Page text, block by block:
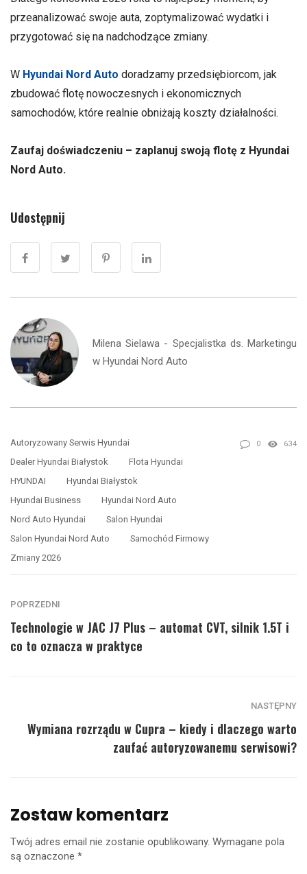
przeanalizować swoje auta, zoptymalizować wydatki i
przygotować się na nadchodzące zmiany.
W Hyundai Nord Auto doradzamy przedsiębiorcom, jak
zbudować flotę nowoczesnych i ekonomicznych
samochodów, które realnie obniżają koszty działalności.
Zaufaj doświadczeniu – zaplanuj swoją flotę z Hyundai
Nord Auto.
Udostępnij
Milena Sielawa - Specjalistka ds. Marketingu
w Hyundai Nord Auto
Autoryzowany Serwis Hyundai
Dealer Hyundai Białystok
Flota Hyundai
HYUNDAI
Hyundai Białystok
Hyundai Business
Hyundai Nord Auto
Nord Auto Hyundai
Salon Hyundai
Salon Hyundai Nord Auto
Samochód Firmowy
Zmiany 2026
0 634
POPRZEDNI
Technologie w JAC J7 Plus – automat CVT, silnik 1.5T i
co to oznacza w praktyce
NASTĘPNY
Wymiana rozrządu w Cupra – kiedy i dlaczego warto
zaufać autoryzowanemu serwisowi?
Zostaw komentarz
Twój adres email nie zostanie opublikowany. Wymagane pola
są oznaczone *